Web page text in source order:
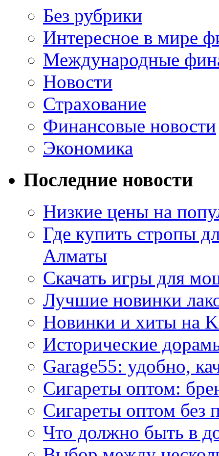
Без рубрики
Интересное в мире
Международные
Новости
Страхование
Финансовые новости
Экономика
Последние новости
Низкие цены на
Где купить стропы
Алматы
Скачать игры для
Лучшие новинки
Новинки и хиты на
Исторические
Garage55: удобно,
Сигареты оптом:
Сигареты оптом без
Что должно быть в